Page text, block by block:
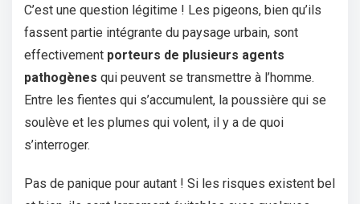
C’est une question légitime ! Les pigeons, bien qu’ils
fassent partie intégrante du paysage urbain, sont
effectivement porteurs de plusieurs agents
pathogènes qui peuvent se transmettre à l’homme.
Entre les fientes qui s’accumulent, la poussière qui se
soulève et les plumes qui volent, il y a de quoi
s’interroger.
Pas de panique pour autant ! Si les risques existent bel